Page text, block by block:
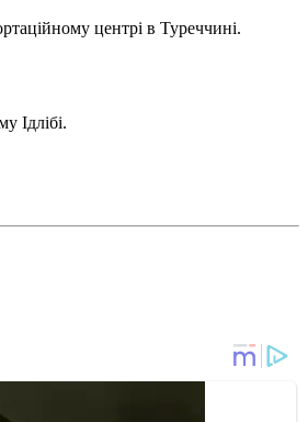
центрі в Туреччині.
Ідлібі.